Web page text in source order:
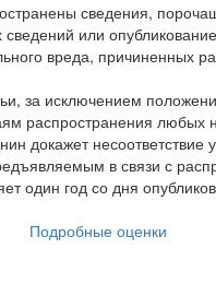
сведения,
или
вреда, причиненных
за исключением
распространения любых
докажет несоответствие
в связи с
один год со дня
Подробные оценки